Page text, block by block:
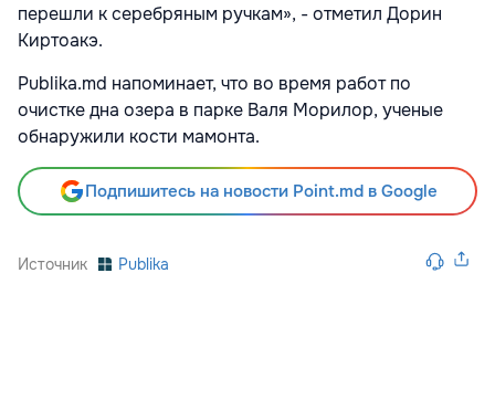
перешли к серебряным ручкам», - отметил Дорин
Киртоакэ.
Publika.md напоминает, что во время работ по
очистке дна озера в парке Валя Морилор, ученые
обнаружили кости мамонта.
Подпишитесь на новости Point.md в Google
Источник Publika